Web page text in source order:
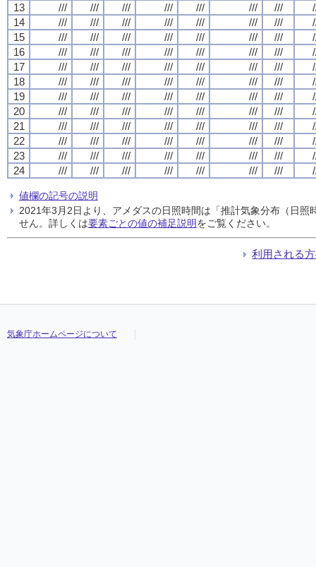
13
/// /// /// /// /// /// ///
14
/// /// /// /// /// /// ///
15
/// /// /// /// /// /// ///
16
/// /// /// /// /// /// ///
17
/// /// /// /// /// /// ///
18
/// /// /// /// /// /// ///
19
/// /// /// /// /// /// ///
20
/// /// /// /// /// /// ///
21
/// /// /// /// /// /// ///
22
/// /// /// /// /// /// ///
23
/// /// /// /// /// /// ///
24
/// /// /// /// /// /// ///
値欄の記号の説明
2021年3月2日より、アメダスの日照時間は「推計気象分布（日
せん。詳しくは要素ごとの値の補足説明をご覧ください。
利用される
気象庁ホームページについて